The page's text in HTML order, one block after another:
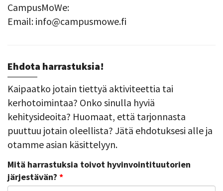
CampusMoWe:
Email: info@campusmowe.fi
Ehdota harrastuksia!
Kaipaatko jotain tiettyä aktiviteettia tai
kerhotoimintaa? Onko sinulla hyviä
kehitysideoita? Huomaat, että tarjonnasta
puuttuu jotain oleellista? Jätä ehdotuksesi alle ja
otamme asian käsittelyyn.
Mitä harrastuksia toivot hyvinvointituutorien
järjestävän? *